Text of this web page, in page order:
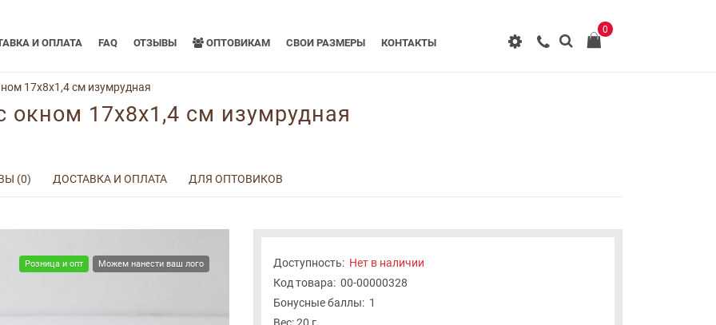
И ОПЛАТА FAQ ОТЗЫВЫ ОПТОВИКАМ СВОИ РАЗМЕРЫ КОНТАКТЫ
0
17x8x1,4 см изумрудная
17x8x1,4 см изумрудная
(0) ДОСТАВКА И ОПЛАТА ДЛЯ ОПТОВИКОВ
Розница и опт Можем нанести ваш лого Доступность: Нет в наличии
Код товара: 00-00000328
Бонусные баллы:1